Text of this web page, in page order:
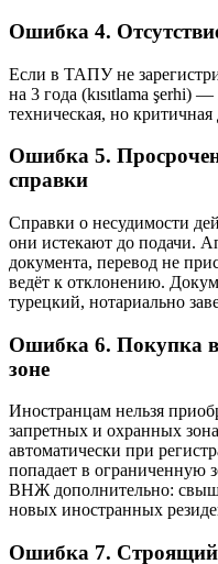
Ошибка 4.
Если в ТАПУ не
на 3 года (kısıtlama şerhi)
техническая, но критичная
Ошибка 5.
справки
Справки о несудимости
они истекают до подачи.
документа, перевод не
ведёт к отклонению.
турецкий, нотариально
Ошибка 6. Покупка
зоне
Иностранцам нельзя
запретных и охранных
автоматически при
попадает в ограниченную
ВНЖ дополнительно:
новых иностранных
Ошибка 7.